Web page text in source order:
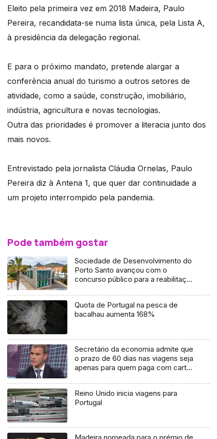
Eleito pela primeira vez em 2018 Madeira, Paulo
Pereira, recandidata-se numa lista única, pela Lista A,
à presidência da delegação regional.
E para o próximo mandato, pretende alargar a
conferência anual do turismo a outros setores de
atividade, como a saúde, construção, imobiliário,
indústria, agricultura e novas tecnologias.
Outra das prioridades é promover a literacia junto dos
mais novos.
Entrevistado pela jornalista Cláudia Ornelas, Paulo
Pereira diz à Antena 1, que quer dar continuidade a
um projeto interrompido pela pandemia.
Pode também gostar
Sociedade de Desenvolvimento do
Porto Santo avançou com o
concurso público para a reabilitação
Quota de Portugal na pesca de
bacalhau aumenta 168%
Secretário da economia admite que
o prazo de 60 dias nas viagens seja
apenas para quem paga com cartão
Reino Unido inicia viagens para
Portugal
Madeira nomeada para o prémio de